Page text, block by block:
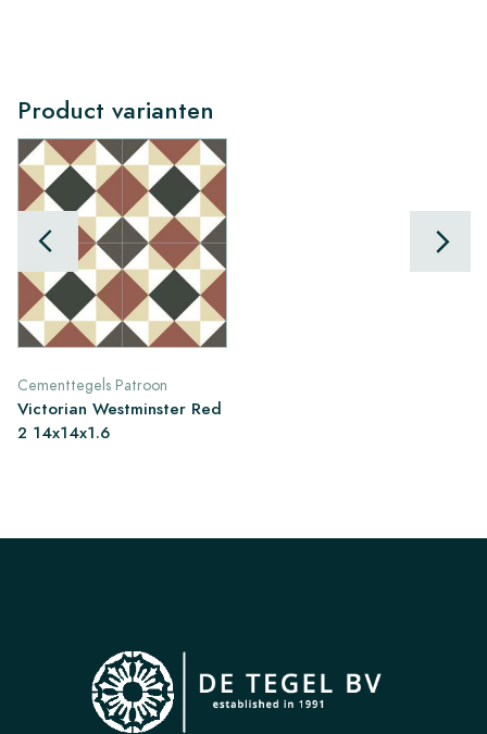
Product varianten
Cementtegels Patroon
Victorian Westminster Red
2 14x14x1.6